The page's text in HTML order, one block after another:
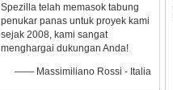
Spezilla telah memasok tabung
penukar panas untuk proyek kami
sejak 2008, kami sangat
menghargai dukungan Anda!
—— Massimiliano Rossi - Italia